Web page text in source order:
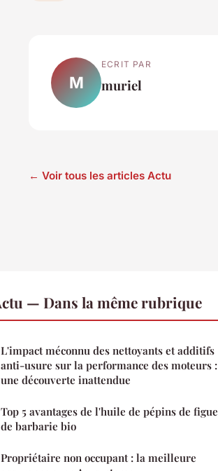
M
ECRIT PAR
muriel
← Voir tous les articles Actu
— Dans la même rubrique
L'impact méconnu des nettoyants et additifs
anti-usure sur la performance des moteurs :
une découverte inattendue
Top 5 avantages de l'huile de pépins de figue
de barbarie bio
Propriétaire non occupant : la meilleure